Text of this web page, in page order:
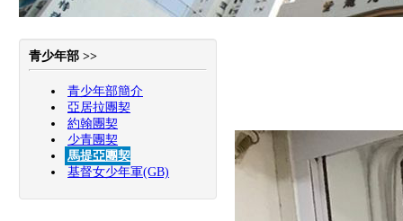
青少年部 >>
青少年部簡介
亞居拉團契
約翰團契
少青團契
馬提亞團契
基督女少年軍(GB)